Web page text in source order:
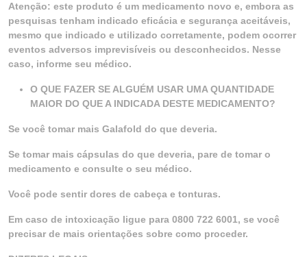
Atenção: este produto é um medicamento novo e, embora as
pesquisas tenham indicado eficácia e segurança aceitáveis,
mesmo que indicado e utilizado corretamente, podem ocorrer
eventos adversos imprevisíveis ou desconhecidos. Nesse
caso, informe seu médico.
O QUE FAZER SE ALGUÉM USAR UMA QUANTIDADE
MAIOR DO QUE A INDICADA DESTE MEDICAMENTO?
Se você tomar mais Galafold do que deveria.
Se tomar mais cápsulas do que deveria, pare de tomar o
medicamento e consulte o seu médico.
Você pode sentir dores de cabeça e tonturas.
Em caso de intoxicação ligue para 0800 722 6001, se você
precisar de mais orientações sobre como proceder.